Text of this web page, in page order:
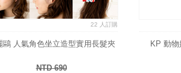
22 人訂購
鷗 人氣角色坐立造型實用長髮夾
NTD 690
KP 動